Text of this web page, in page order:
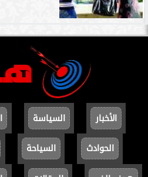
الأخبار السياسة
الحوادث
السياحة